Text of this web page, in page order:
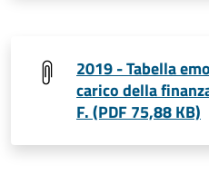
2019 - Tabella
carico della
F. (PDF 75,88 KB)